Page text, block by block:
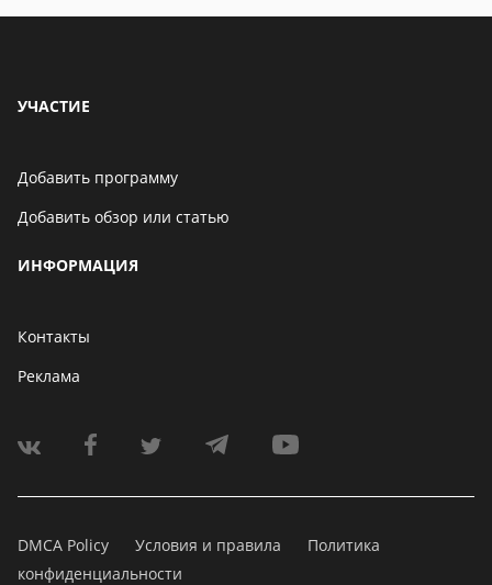
УЧАСТИЕ
Добавить программу
Добавить обзор или статью
ИНФОРМАЦИЯ
Контакты
Реклама
DMCA Policy Условия и правила
Политика
конфиденциальности